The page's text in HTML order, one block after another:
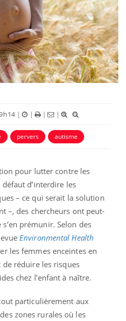
| | | |
pervers autisme
pour lutter contre les
défaut d’interdire les
– ce qui serait la solution
–, des chercheurs ont peut-
prémunir. Selon des
Environmental Health
les femmes enceintes en
réduire les risques
chez l’enfant à naître.
particulièrement aux
zones rurales où les